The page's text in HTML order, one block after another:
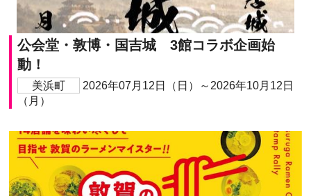
公会堂・敦博・国吉城 3館コラボ企画始
動！
美浜町
2026年07月12日（日）～2026年10月12日
（月）